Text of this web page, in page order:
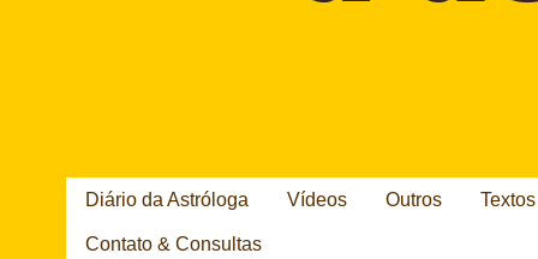
Diário da Astróloga Vídeos Outros
Contato & Consultas